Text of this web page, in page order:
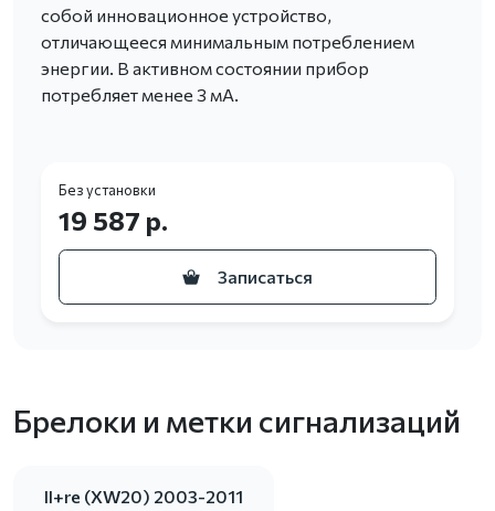
собой инновационное устройство,
отличающееся минимальным потреблением
энергии. В активном состоянии прибор
потребляет менее 3 мА.
Без установки
19 587 р.
Записаться
Брелоки и метки сигнализаций
II+re (XW20) 2003-2011